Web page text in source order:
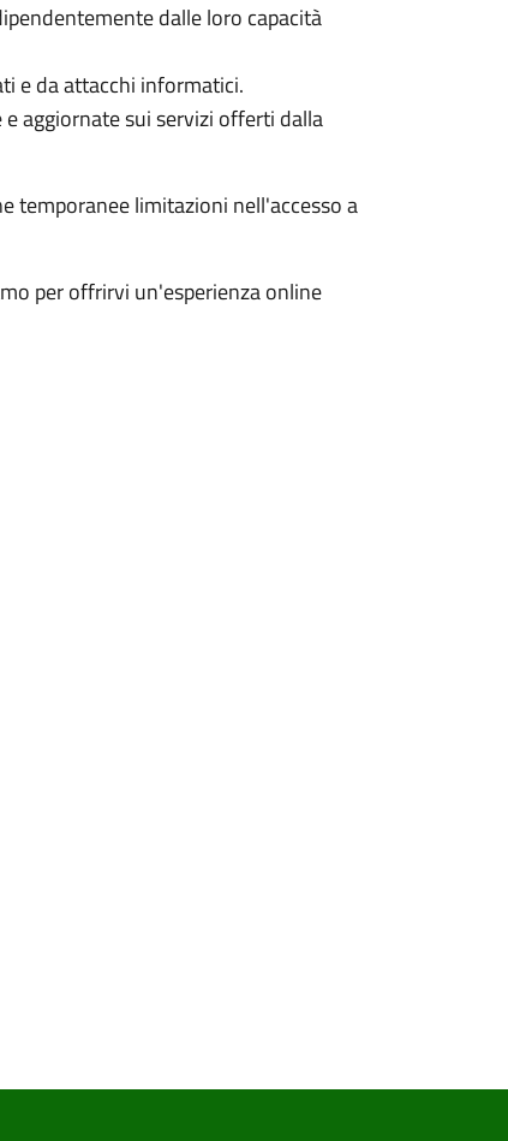
dalle loro capacità
e da attacchi informatici.
aggiornate sui servizi offerti dalla
temporanee limitazioni nell'accesso a
per offrirvi un'esperienza online